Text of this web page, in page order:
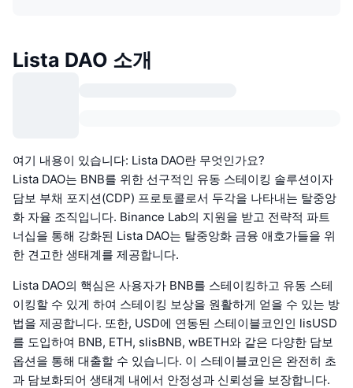
Lista DAO 소개
여기 내용이 있습니다: Lista DAO란 무엇인가요?
Lista DAO는 BNB를 위한 선구적인 유동 스테이킹 솔루션이자
담보 부채 포지션(CDP) 프로토콜로서 두각을 나타내는 탈중앙
화 자율 조직입니다. Binance Lab의 지원을 받고 전략적 파트
너십을 통해 강화된 Lista DAO는 탈중앙화 금융 애호가들을 위
한 견고한 생태계를 제공합니다.
Lista DAO의 핵심은 사용자가 BNB를 스테이킹하고 유동 스테
이킹할 수 있게 하여 스테이킹 보상을 원활하게 얻을 수 있는 방
법을 제공합니다. 또한, USD에 연동된 스테이블코인인 lisUSD
를 도입하여 BNB, ETH, slisBNB, wBETH와 같은 다양한 담보
옵션을 통해 대출할 수 있습니다. 이 스테이블코인은 완전히 초
과 담보화되어 생태계 내에서 안정성과 신뢰성을 보장합니다.